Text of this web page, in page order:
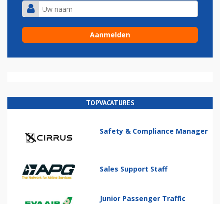
TOPVACATURES
Safety & Compliance Manager
Sales Support Staff
Junior Passenger Traffic